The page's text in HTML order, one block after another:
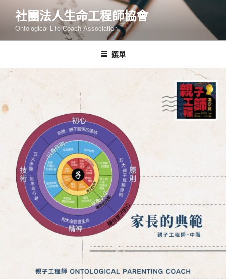
要
社團法人生命工程師協會
Ontological Life Coach Association
選單